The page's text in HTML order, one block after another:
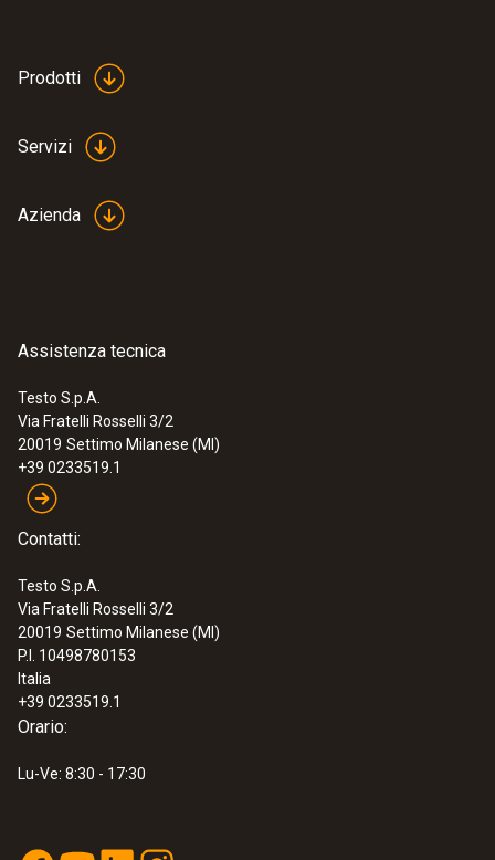
Prodotti
Servizi
Azienda
Assistenza tecnica
Testo S.p.A.
Via Fratelli Rosselli 3/2
20019 Settimo Milanese (MI)
+39 0233519.1
Contatti:
Testo S.p.A.
Via Fratelli Rosselli 3/2
20019 Settimo Milanese (MI)
P.I. 10498780153
Italia
+39 0233519.1
Orario:
Lu-Ve: 8:30 - 17:30